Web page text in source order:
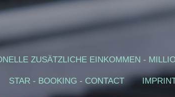
ZUSÄTZLICHE EINKOMMEN -
STAR - BOOKING - CONTACT